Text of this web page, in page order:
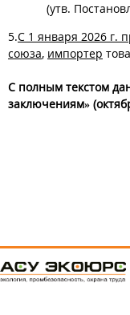
(утв.
5.С 1 января 2026 г.
союза, импортер
С полным текстом
заключениям»
l
o